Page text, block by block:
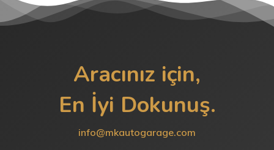
Aracınız için,
En İyi Dokunuş.
info@mkautogarage.com